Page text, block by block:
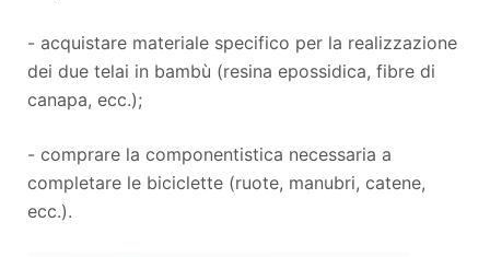
- acquistare materiale specifico per la realizzazione
dei due telai in bambù (resina epossidica, fibre di
canapa, ecc.);
- comprare la componentistica necessaria a
completare le biciclette (ruote, manubri, catene,
ecc.).